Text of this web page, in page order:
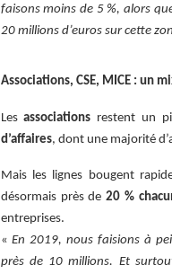
faisons moins de 5 %, alors
20 millions d’euros sur cette
Associations, CSE, MICE : un
Lesassociations restent un
d’affaires, dont une majorité
Mais les lignes bougent
désormais près de20 %
entreprises.
«En 2019, nous faisions à
près de 10 millions. Et